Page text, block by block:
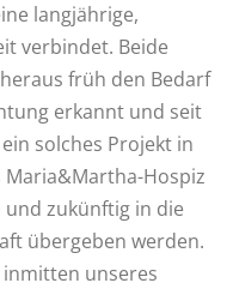
langjährige,
verbindet. Beide
früh den Bedarf
erkannt und seit
solches Projekt in
Hospiz
zukünftig in die
übergeben werden.
unseres